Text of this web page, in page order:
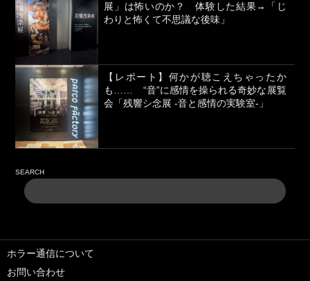
展」は怖いのか？ 体験した結果→「じ
わりと怖くて不思議な後味」
【レポート】何かが聴こえちゃったか
も…… “音”に感情を操られる奇妙な展覧
会「残響シ念展 -⾳と感情の実験室-」
SEARCH
ホラー通信について
お問い合わせ